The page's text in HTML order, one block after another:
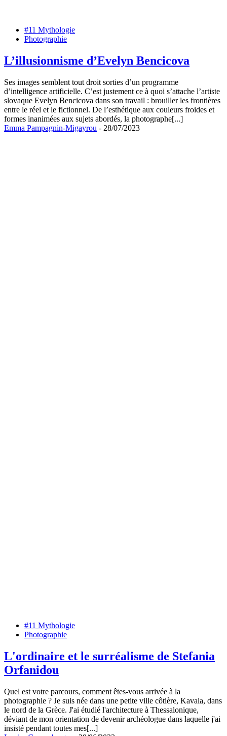
#11 Mythologie
Photographie
L’illusionnisme d’Evelyn Bencicova
Ses images semblent tout droit sorties d’un programme
d’intelligence artificielle. C’est justement ce à quoi s’attache l’artiste
slovaque Evelyn Bencicova dans son travail : brouiller les frontières
entre le réel et le fictionnel. De l’esthétique aux couleurs froides et
formes inanimées aux sujets abordés, la photographe[...]
Emma Pampagnin-Migayrou - 28/07/2023
#11 Mythologie
Photographie
L'ordinaire et le surréalisme de Stefania
Orfanidou
Quel est votre parcours, comment êtes-vous arrivée à la
photographie ? Je suis née dans une petite ville côtière, Kavala, dans
le nord de la Grèce. J'ai étudié l'architecture à Thessalonique,
déviant de mon orientation de devenir archéologue dans laquelle j'ai
insisté pendant toutes mes[...]